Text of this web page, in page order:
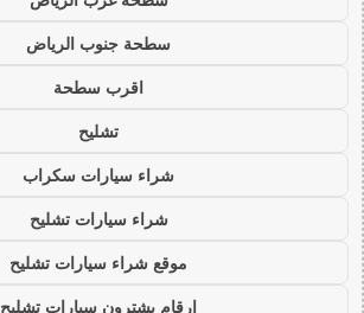
سطحة جنوب الرياض
اقرب سطحة
تشليح
شراء سيارات سكراب
شراء سيارات تشليح
موقع شراء سيارات تشليح
ارقام يشترون سيارات تشليح